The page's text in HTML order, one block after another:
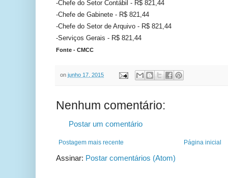
-Chefe do Setor Contábil - R$ 821,44
-Chefe de Gabinete - R$ 821,44
-Chefe do Setor de Arquivo - R$ 821,44
-Serviços Gerais - R$ 821,44
Fonte - CMCC
on junho 17, 2015
Nenhum comentário:
Postar um comentário
Postagem mais recente Página inicial
Assinar: Postar comentários (Atom)